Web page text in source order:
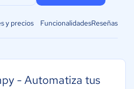
y precios FuncionalidadesReseñas
- Automatiza tus